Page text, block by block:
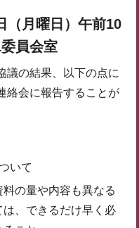
月曜日）午前10
員会室
議の結果、以下の点に
絡会に報告することが
いて
の量や内容も異なる
、できるだけ早く必